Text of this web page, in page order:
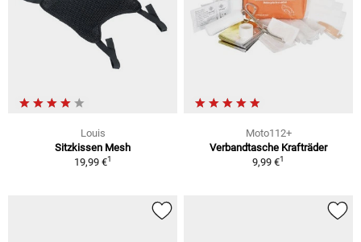
Louis
Sitzkissen Mesh
19,99 €1
Moto112+
Verbandtasche Krafträder
9,99 €1